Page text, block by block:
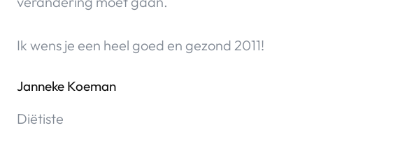
Ik wens je een heel goed en gezond 2011!
Janneke Koeman
Diëtiste